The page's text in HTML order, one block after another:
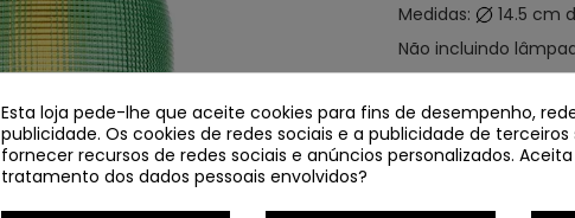
Medidas:
14.5 cm
Não incluindo
Dados do produto
Esta loja pede-lhe que aceite cookies para fins de desempenho,
publicidade. Os cookies de redes sociais e a publicidade de terceiros
fornecer recursos de redes sociais e anúncios personalizados.
tratamento dos dados pessoais envolvidos?